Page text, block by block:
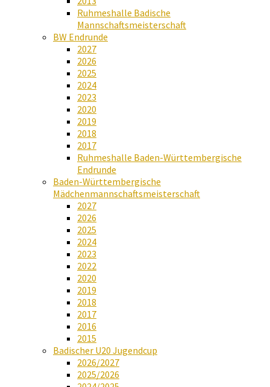
Ruhmeshalle Badische
Mannschaftsmeisterschaft
BW Endrunde
2027
2026
2025
2024
2023
2020
2019
2018
2017
Ruhmeshalle Baden-Württembergische
Endrunde
Baden-Württembergische
Mädchenmannschaftsmeisterschaft
2027
2026
2025
2024
2023
2022
2020
2019
2018
2017
2016
2015
Badischer U20 Jugendcup
2026/2027
2025/2026